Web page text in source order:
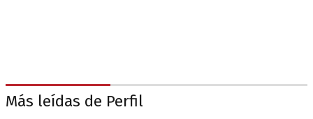
Más leídas de Perfil